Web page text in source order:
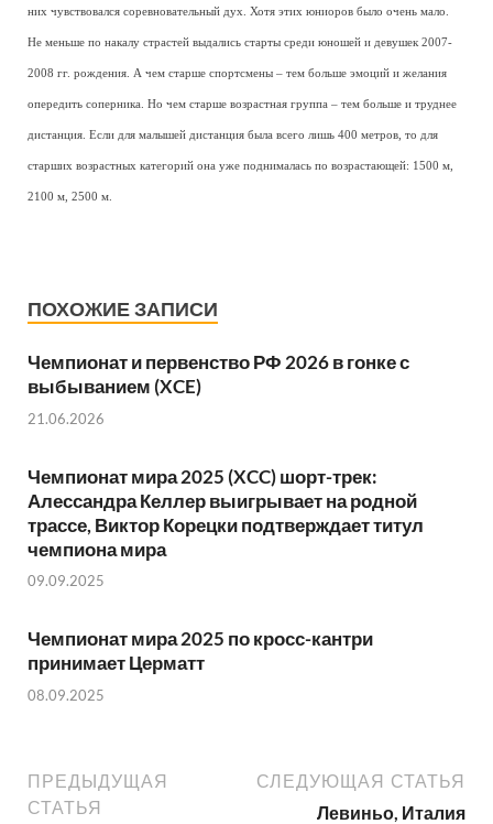
них чувствовался соревновательный дух. Хотя этих юниоров было очень мало.
Не меньше по накалу страстей выдались старты среди юношей и девушек 2007-
2008 гг. рождения. А чем старше спортсмены – тем больше эмоций и желания
опередить соперника. Но чем старше возрастная группа – тем больше и труднее
дистанция. Если для малышей дистанция была всего лишь 400 метров, то для
старших возрастных категорий она уже поднималась по возрастающей: 1500 м,
2100 м, 2500 м.
ПОХОЖИЕ ЗАПИСИ
Чемпионат и первенство РФ 2026 в гонке с
выбыванием (XCE)
21.06.2026
Чемпионат мира 2025 (XCC) шорт-трек:
Алессандра Келлер выигрывает на родной
трассе, Виктор Корецки подтверждает титул
чемпиона мира
09.09.2025
Чемпионат мира 2025 по кросс-кантри
принимает Церматт
08.09.2025
ПРЕДЫДУЩАЯ
СТАТЬЯ
СЛЕДУЮЩАЯ СТАТЬЯ
Левиньо, Италия